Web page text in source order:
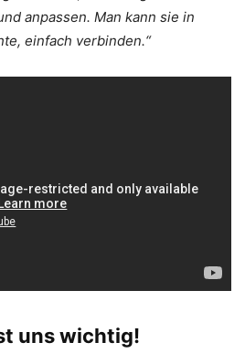
anpassen. Man kann sie in
einfach verbinden.“
uns wichtig!